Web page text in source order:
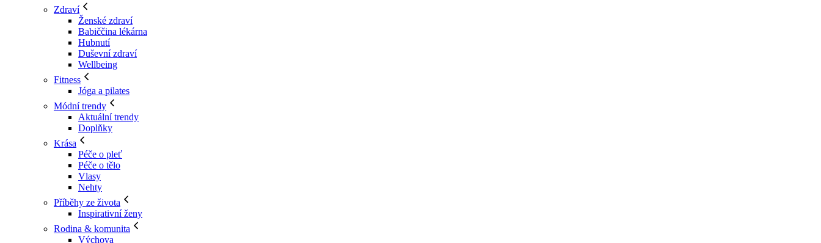
Zdraví
Ženské zdraví
Babiččina lékárna
Hubnutí
Duševní zdraví
Wellbeing
Fitness
Jóga a pilates
Módní trendy
Aktuální trendy
Doplňky
Krása
Péče o pleť
Péče o tělo
Vlasy
Nehty
Příběhy ze života
Inspirativní ženy
Rodina & komunita
Výchova